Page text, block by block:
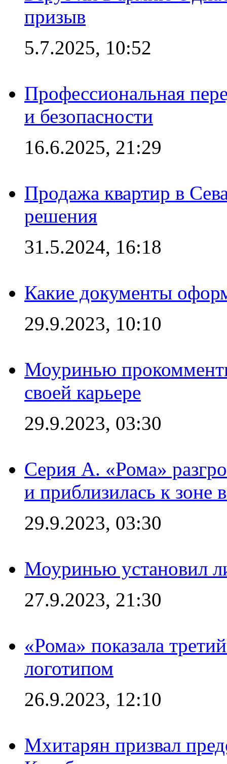
призыв
5.7.2025, 10:52
Профессиональная
и безопасности
16.6.2025, 21:29
Продажа квартир в
решения
31.5.2024, 16:18
Какие документы
29.9.2023, 10:10
Моуринью
своей карьере
29.9.2023, 03:30
Серия А. «Рома»
и приблизилась к зоне
29.9.2023, 03:30
Моуринью установил
27.9.2023, 21:30
«Рома» показала
логотипом
26.9.2023, 12:10
Мхитарян призвал